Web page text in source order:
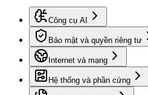
Công cụ AI
Bảo mật và quyền riêng tư
Internet và mạng
Hệ thống và phần cứng